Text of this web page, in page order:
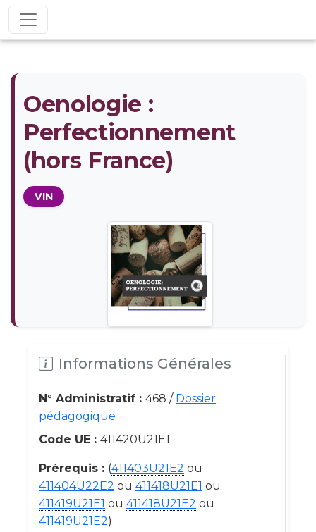
Oenologie :
Perfectionnement
(hors France)
VIN
Informations Générales
N° Administratif : 468 / Dossier
pédagogique
Code UE : 411420U21E1
Prérequis : (411403U21E2 ou
411404U22E2 ou 411418U21E1 ou
411419U21E1 ou 411418U21E2 ou
411419U21E2)